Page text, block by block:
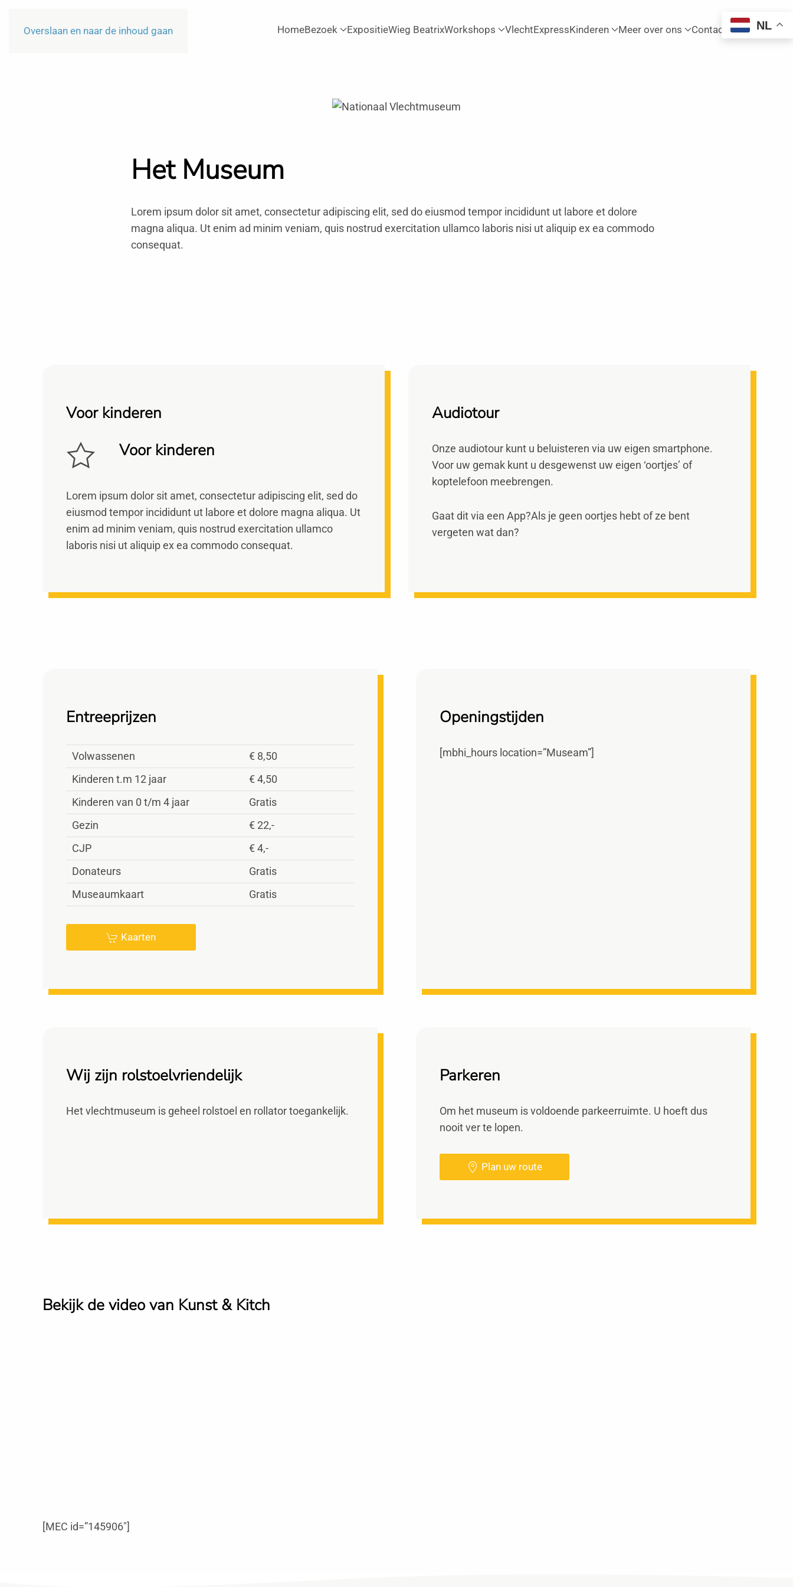
Overslaan en naar de inhoud gaan HomeBezoek ExpositieWieg BeatrixWorkshops VlechtExpressKinderen Meer over ons Contact
Het Museum
Lorem ipsum dolor sit amet, consectetur adipiscing elit, sed do eiusmod tempor incididunt ut labore et dolore
magna aliqua. Ut enim ad minim veniam, quis nostrud exercitation ullamco laboris nisi ut aliquip ex ea commodo
consequat.
Voor kinderen
Voor kinderen
Lorem ipsum dolor sit amet, consectetur adipiscing elit, sed do
eiusmod tempor incididunt ut labore et dolore magna aliqua. Ut
enim ad minim veniam, quis nostrud exercitation ullamco
laboris nisi ut aliquip ex ea commodo consequat.
Audiotour
Onze audiotour kunt u beluisteren via uw eigen smartphone.
Voor uw gemak kunt u desgewenst uw eigen ‘oortjes’ of
koptelefoon meebrengen.
Gaat dit via een App?Als je geen oortjes hebt of ze bent
vergeten wat dan?
Entreeprijzen
Volwassenen
€ 8,50
Kinderen t.m 12 jaar
€ 4,50
Kinderen van 0 t/m 4 jaar
Gratis
Gezin
€ 22,-
CJP
€ 4,-
Donateurs
Gratis
Museaumkaart
Gratis
Kaarten
Openingstijden
[mbhi_hours location=”Museam”]
Wij zijn rolstoelvriendelijk
Het vlechtmuseum is geheel rolstoel en rollator toegankelijk.
Parkeren
Om het museum is voldoende parkeerruimte. U hoeft dus
nooit ver te lopen.
Plan uw route
Bekijk de video van Kunst & Kitch
[MEC id=”145906″]
NL